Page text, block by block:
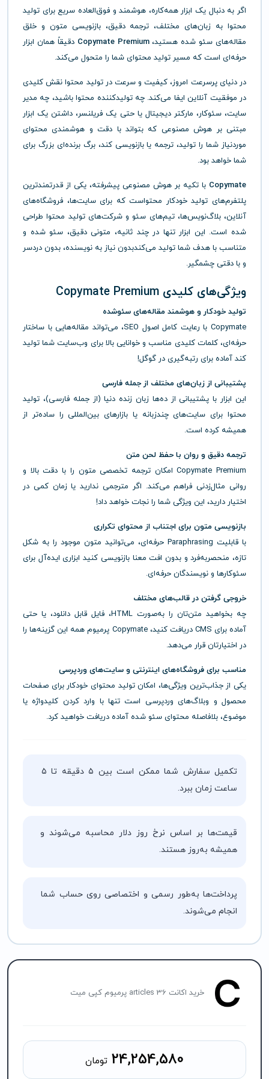
اگر به دنبال یک ابزار همه‌کاره، هوشمند و فوق‌العاده سریع برای تولید
محتوا به زبان‌های مختلف، ترجمه دقیق، بازنویسی متون و خلق
مقاله‌های سئو شده هستید،Copymate Premium دقیقاً همان ابزار
حرفه‌ای است که مسیر تولید محتوای شما را متحول می‌کند.
در دنیای پرسرعت امروز، کیفیت و سرعت در تولید محتوا نقش کلیدی
در موفقیت آنلاین ایفا می‌کند. چه تولیدکننده محتوا باشید، چه مدیر
سایت، سئوکار، مارکتر دیجیتال یا حتی یک فریلنسر، داشتن یک ابزار
مبتنی بر هوش مصنوعی که بتواند با دقت و هوشمندی محتوای
موردنیاز شما را تولید، ترجمه یا بازنویسی کند، برگ برنده‌ای بزرگ برای
شما خواهد بود.
Copymate با تکیه بر هوش مصنوعی پیشرفته، یکی از قدرتمندترین
پلتفرم‌های تولید خودکار محتواست که برای سایت‌ها، فروشگاه‌های
آنلاین، بلاگ‌نویس‌ها، تیم‌های سئو و شرکت‌های تولید محتوا طراحی
شده است. این ابزار تنها در چند ثانیه، متونی دقیق، سئو شده و
متناسب با هدف شما تولید می‌کندبدون نیاز به نویسنده، بدون دردسر
و با دقتی چشمگیر.
ویژگی‌های کلیدی Copymate Premium
تولید خودکار و هوشمند مقاله‌های سئو‌شده
Copymate با رعایت کامل اصول SEO، می‌تواند مقاله‌هایی با ساختار
حرفه‌ای، کلمات کلیدی مناسب و خوانایی بالا برای وب‌سایت شما تولید
کند آماده برای رتبه‌گیری در گوگل!
پشتیبانی از زبان‌های مختلف از جمله فارسی
این ابزار با پشتیبانی از ده‌ها زبان زنده دنیا (از جمله فارسی)، تولید
محتوا برای سایت‌های چندزبانه یا بازارهای بین‌المللی را ساده‌تر از
همیشه کرده است.
ترجمه دقیق و روان با حفظ لحن متن
Copymate Premium امکان ترجمه تخصصی متون را با دقت بالا و
روانی مثال‌زدنی فراهم می‌کند. اگر مترجمی ندارید یا زمان کمی در
اختیار دارید، این ویژگی شما را نجات خواهد داد!
بازنویسی متون برای اجتناب از محتوای تکراری
با قابلیت Paraphrasing حرفه‌ای، می‌توانید متون موجود را به شکل
تازه، منحصربه‌فرد و بدون افت معنا بازنویسی کنید ابزاری ایده‌آل برای
سئوکارها و نویسندگان حرفه‌ای.
خروجی گرفتن در قالب‌های مختلف
چه بخواهید متن‌تان را به‌صورت HTML، فایل قابل دانلود، یا حتی
آماده برای CMS دریافت کنید، Copymate پرمیوم همه این گزینه‌ها را
در اختیارتان قرار می‌دهد.
مناسب برای فروشگاه‌های اینترنتی و سایت‌های وردپرسی
یکی از جذاب‌ترین ویژگی‌ها، امکان تولید محتوای خودکار برای صفحات
محصول و وبلاگ‌های وردپرسی است تنها با وارد کردن کلیدواژه یا
موضوع، بلافاصله محتوای سئو شده آماده دریافت خواهید کرد.
تکمیل سفارش شما ممکن است بین ۵ دقیقه تا ۵
ساعت زمان ببرد.
قیمت‌ها بر اساس نرخ روز دلار محاسبه می‌شوند و
همیشه به‌روز هستند.
پرداخت‌ها به‌طور رسمی و اختصاصی روی حساب شما
انجام می‌شوند.
خرید اکانت articles 36 پرمیوم کپی میت
24,254,580 تومان